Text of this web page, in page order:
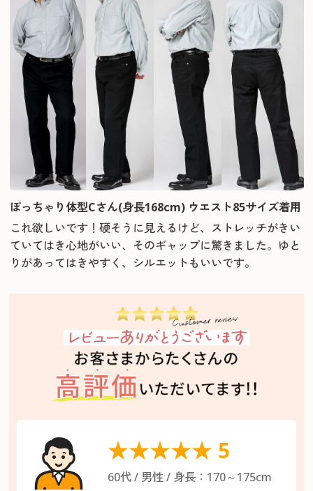
ぽっちゃり体型Cさん(身長168cm) ウエスト85サイズ着用
これ欲しいです！硬そうに見えるけど、ストレッチがきい
ていてはき心地がいい、そのギャップに驚きました。ゆと
りがあってはきやすく、シルエットもいいです。
★★★★★ 5
60代 / 男性 / 身長：170～175cm